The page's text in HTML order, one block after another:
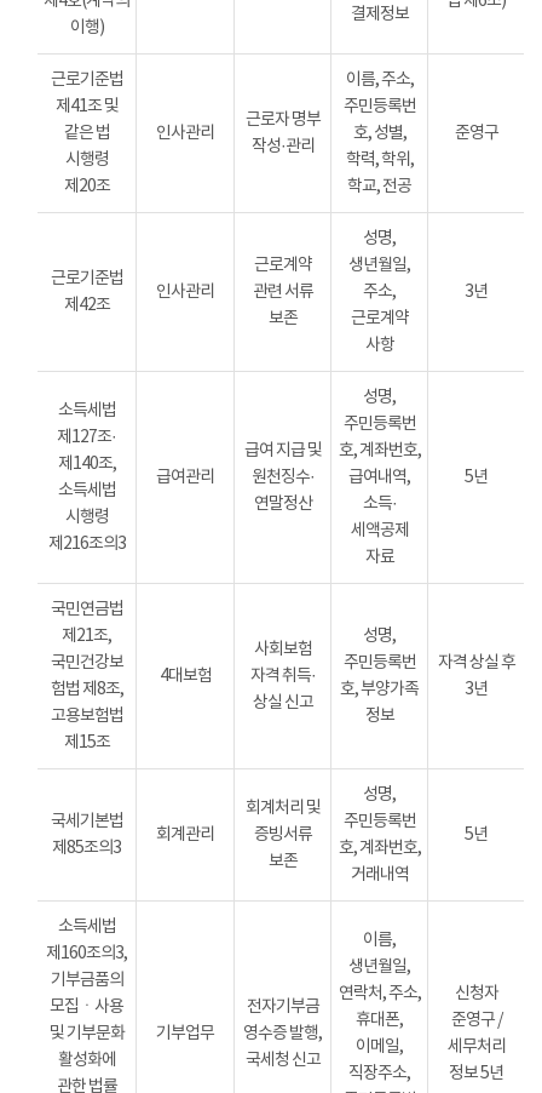
이행)
결제정보
근로기준법
제41조 및
같은 법
시행령
제20조
인사관리
근로자 명부
작성·관리
이름, 주소,
주민등록번
호, 성별,
학력, 학위,
학교, 전공
준영구
근로기준법
제42조
인사관리
근로계약
관련 서류
보존
성명,
생년월일,
주소,
근로계약
사항
3년
소득세법
제127조·
제140조,
소득세법
시행령
제216조의3
급여관리
급여 지급 및
원천징수·
연말정산
성명,
주민등록번
호, 계좌번호,
급여내역,
소득·
세액공제
자료
5년
국민연금법
제21조,
국민건강보
험법 제8조,
고용보험법
제15조
4대보험
사회보험
자격 취득·
상실 신고
성명,
주민등록번
호, 부양가족
정보
자격 상실 후
3년
국세기본법
제85조의3
회계관리
회계처리 및
증빙서류
보존
성명,
주민등록번
호, 계좌번호,
거래내역
5년
소득세법
제160조의3,
기부금품의
모집ㆍ사용
및 기부문화
활성화에
관한 법률
기부업무
전자기부금
영수증 발행,
국세청 신고
이름,
생년월일,
연락처, 주소,
휴대폰,
이메일,
직장주소,
신청자
준영구 /
세무처리
정보 5년